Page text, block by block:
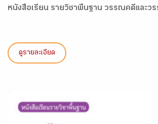
หนังสือเรียน รายวิชาพื้นฐาน วรรณคดีและว
ดูรายละเอียด